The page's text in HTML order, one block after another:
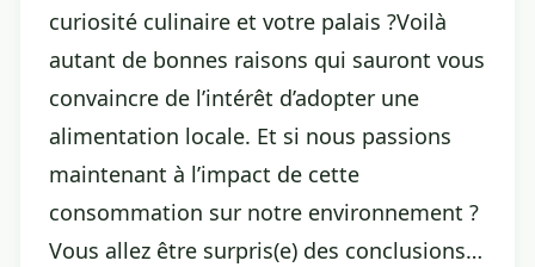
curiosité culinaire et votre palais ?Voilà
autant de bonnes raisons qui sauront vous
convaincre de l’intérêt d’adopter une
alimentation locale. Et si nous passions
maintenant à l’impact de cette
consommation sur notre environnement ?
Vous allez être surpris(e) des conclusions…